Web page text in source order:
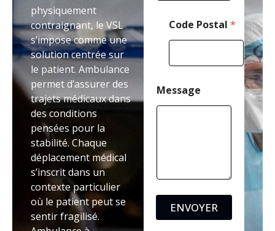
physiquement
contraignant, le VSL
s’impose comme une
solution centrée sur
le patient. Ambulance
permet d’assurer des
trajets médicaux dans
des conditions
pensées pour la
stabilité. Chaque
déplacement médical
s’inscrit dans un
contexte particulier
où le patient peut se
sentir fragilisé.
Code Postal *
Message
ENVOYER